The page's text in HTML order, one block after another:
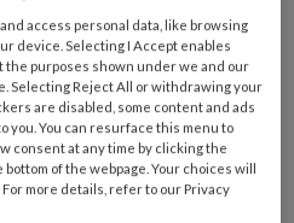
de
nieuwsbrief
het
access personal data, like browsing
device. Selecting I Accept enables
purposes shown under we and our
Selecting Reject All or withdrawing your
are disabled, some content and ads
you. You can resurface this menu to
consent at any time by clicking the
of the webpage. Your choices will
more details, refer to our Privacy